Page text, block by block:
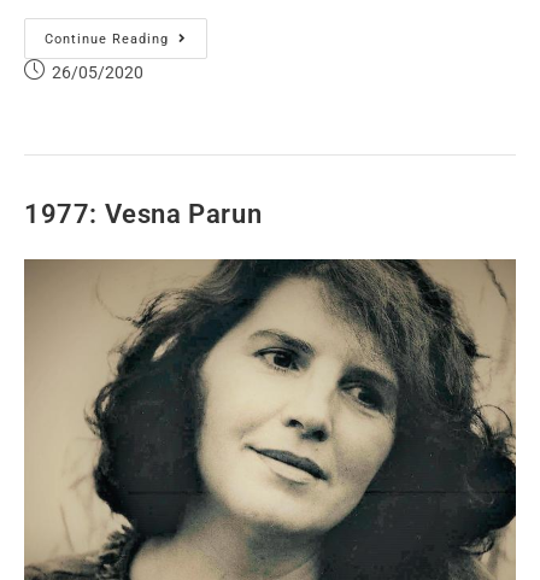
Continue Reading
26/05/2020
1977: Vesna Parun